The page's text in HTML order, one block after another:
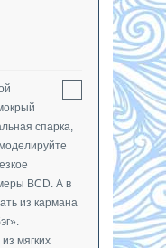
спарка,
BCD. А в
из кармана
мягких